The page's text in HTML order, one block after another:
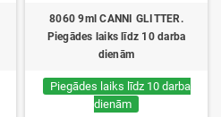
8060 9ml CANNI GLITTER.
Piegādes laiks līdz 10 darba
dienām
Piegādes laiks līdz 10 darba
dienām